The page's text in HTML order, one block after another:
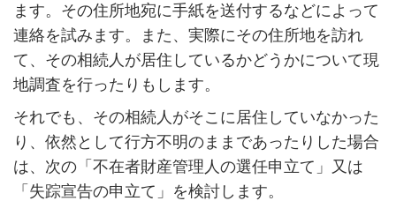
ます。その住所地宛に手紙を送付するなどによって
連絡を試みます。また、実際にその住所地を訪れ
て、その相続人が居住しているかどうかについて現
地調査を行ったりもします。
それでも、その相続人がそこに居住していなかった
り、依然として行方不明のままであったりした場合
は、次の「不在者財産管理人の選任申立て」又は
「失踪宣告の申立て」を検討します。